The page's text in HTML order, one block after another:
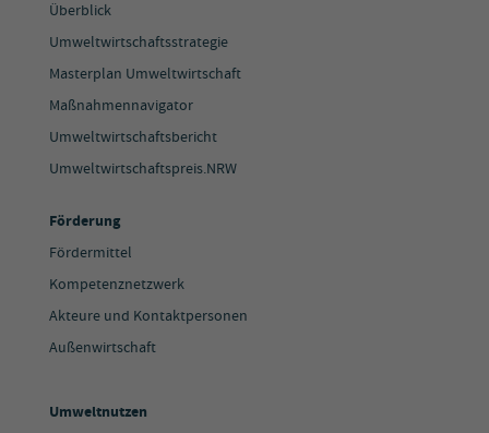
Überblick
Umweltwirtschaftsstrategie
Masterplan Umweltwirtschaft
Maßnahmennavigator
Umweltwirtschaftsbericht
Umweltwirtschaftspreis.NRW
Förderung
Fördermittel
Kompetenznetzwerk
Akteure und Kontaktpersonen
Außenwirtschaft
Umweltnutzen